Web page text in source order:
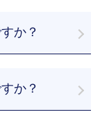
- 1000社程度
ます。早ければ
施し、デューデ
か？
ます。
。詳細は「料金
か？